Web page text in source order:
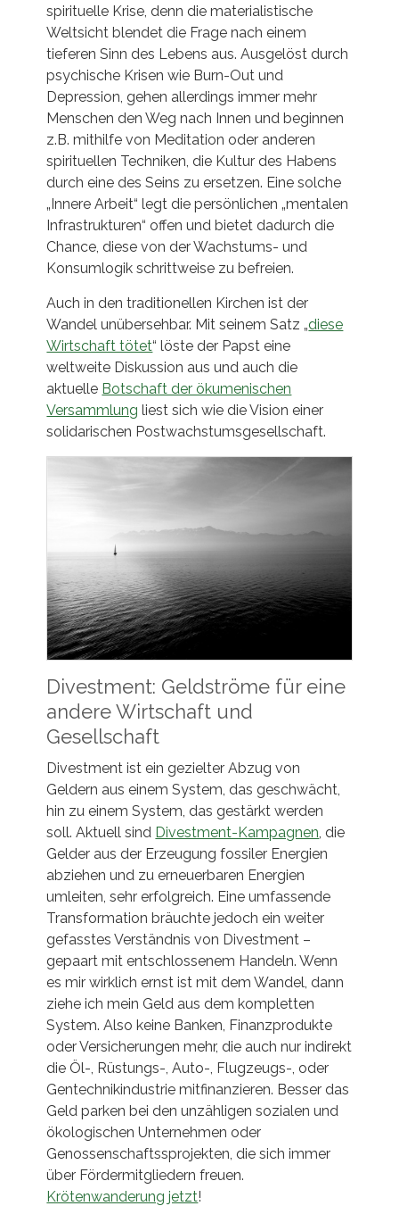
spirituelle Krise, denn die materialistische
Weltsicht blendet die Frage nach einem
tieferen Sinn des Lebens aus. Ausgelöst durch
psychische Krisen wie Burn-Out und
Depression, gehen allerdings immer mehr
Menschen den Weg nach Innen und beginnen
z.B. mithilfe von Meditation oder anderen
spirituellen Techniken, die Kultur des Habens
durch eine des Seins zu ersetzen. Eine solche
„Innere Arbeit“ legt die persönlichen „mentalen
Infrastrukturen“ offen und bietet dadurch die
Chance, diese von der Wachstums- und
Konsumlogik schrittweise zu befreien.
Auch in den traditionellen Kirchen ist der
Wandel unübersehbar. Mit seinem Satz „diese
Wirtschaft tötet“ löste der Papst eine
weltweite Diskussion aus und auch die
aktuelle Botschaft der ökumenischen
Versammlung liest sich wie die Vision einer
solidarischen Postwachstumsgesellschaft.
Divestment: Geldströme für eine
andere Wirtschaft und
Gesellschaft
Divestment ist ein gezielter Abzug von
Geldern aus einem System, das geschwächt,
hin zu einem System, das gestärkt werden
soll. Aktuell sind Divestment-Kampagnen , die
Gelder aus der Erzeugung fossiler Energien
abziehen und zu erneuerbaren Energien
umleiten, sehr erfolgreich. Eine umfassende
Transformation bräuchte jedoch ein weiter
gefasstes Verständnis von Divestment –
gepaart mit entschlossenem Handeln. Wenn
es mir wirklich ernst ist mit dem Wandel, dann
ziehe ich mein Geld aus dem kompletten
System. Also keine Banken, Finanzprodukte
oder Versicherungen mehr, die auch nur indirekt
die Öl-, Rüstungs-, Auto-, Flugzeugs-, oder
Gentechnikindustrie mitfinanzieren. Besser das
Geld parken bei den unzähligen sozialen und
ökologischen Unternehmen oder
Genossenschaftssprojekten, die sich immer
über Fördermitgliedern freuen.
Krötenwanderung jetzt!